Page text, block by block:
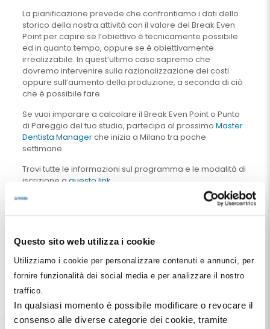
Questo sito web utilizza i cookie
Utilizziamo i cookie per personalizzare contenuti e annunci, per
fornire funzionalità dei social media e per analizzare il nostro
traffico.
In qualsiasi momento è possibile modificare o revocare il
consenso alle diverse categorie dei cookie, tramite
La pianificazione prevede che confrontiamo i dati dello
storico della nostra attività con il valore del Break Even
Point per capire se l’obiettivo è tecnicamente possibile
ed in quanto tempo, oppure se è obiettivamente
irrealizzabile. In quest’ultimo caso sapremo che
dovremo intervenire sulla razionalizzazione dei costi
oppure sull’aumento della produzione, a seconda di ciò
che è possibile fare.
Se vuoi imparare a calcolare il Break Even Point o Punto
di Pareggio del tuo studio, partecipa al prossimo Master
Dentista Managerche inizia a Milano tra poche
settimane.
Trovi tutte le informazioni sul programma e le modalità di
iscrizione a questo link.
Ti aspetto!
Gabriele Vassura
Medico Chirurgo e Odontoiatra.
Specialista in Ortopedia e